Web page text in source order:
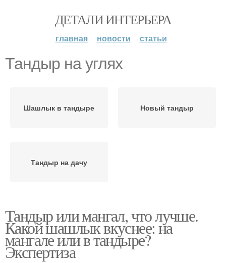
ДЕТАЛИ ИНТЕРЬЕРА
главная новости статьи
Тандыр на углях
Шашлык в тандыре Новый тандыр
Тандыр на дачу
Тандыр или мангал, что лучше.
Какой шашлык вкуснее: на
мангале или в тандыре?
Экспертиза